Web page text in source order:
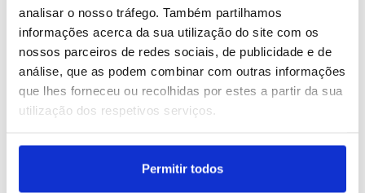
analisar o nosso tráfego. Também partilhamos
informações acerca da sua utilização do site com os
nossos parceiros de redes sociais, de publicidade e de
análise, que as podem combinar com outras informações
que lhes forneceu ou recolhidas por estes a partir da sua
utilização dos respetivos serviços.
Permitir todos
3
"Turandot" de Puccini abre hoje o 7.º OperaFest que
se estende até setembro
4
SeixalJazz marcado de 08 a 17 de outubro com
Jason Moran, Myra Melford e Camilla George
5 GNR, Agir e Aurea no Festival Dunas de São Jacinto